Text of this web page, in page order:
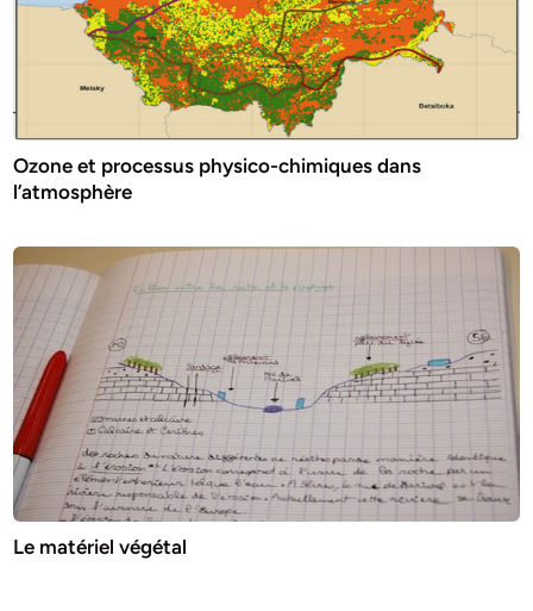
Ozone et processus physico-chimiques dans
l’atmosphère
Le matériel végétal